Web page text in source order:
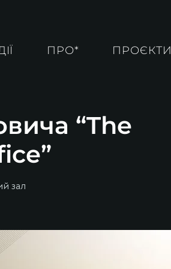
ПРО* ПРОЄКТИ
“The
зал